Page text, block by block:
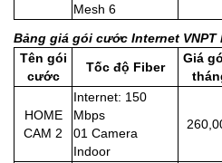
Mesh 6
Bảng giá gói cước Internet VNPT
Tên gói
cước
Tốc độ Fiber
Giá
HOME
CAM 2
Internet: 150
Mbps
01 Camera
Indoor